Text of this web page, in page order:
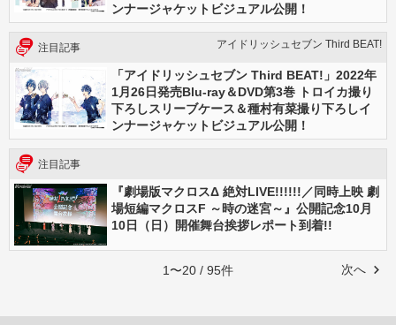
ンナージャケットビジュアル公開！
注目記事 アイドリッシュセブン Third BEAT!
「アイドリッシュセブン Third BEAT!」2022年
1月26日発売Blu-ray＆DVD第3巻 トロイカ撮り
下ろしスリーブケース＆種村有菜撮り下ろしイ
ンナージャケットビジュアル公開！
注目記事
『劇場版マクロスΔ 絶対LIVE!!!!!!／同時上映 劇
場短編マクロスF ～時の迷宮～』公開記念10月
10日（日）開催舞台挨拶レポート到着!!
次へ
1〜20 / 95件